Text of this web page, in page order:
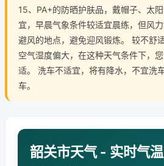
15、PA+的防晒护肤品，戴帽子、太
宜，早晨气象条件较适宜晨练，但风
避风的地点，避免迎风锻炼。 较不舒
空气湿度偏大，在这种天气条件下，
适。 洗车不适宜，将有降水，不宜洗
车。
韶关市天气 - 实时气